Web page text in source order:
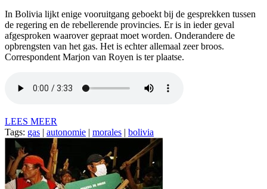
In Bolivia lijkt enige vooruitgang geboekt bij de gesprekken tussen
de regering en de rebellerende provincies. Er is in ieder geval
afgesproken waarover gepraat moet worden. Onderandere de
opbrengsten van het gas. Het is echter allemaal zeer broos.
Correspondent Marjon van Royen is ter plaatse.
LEES MEER
Tags: gas autonomie morales bolivia